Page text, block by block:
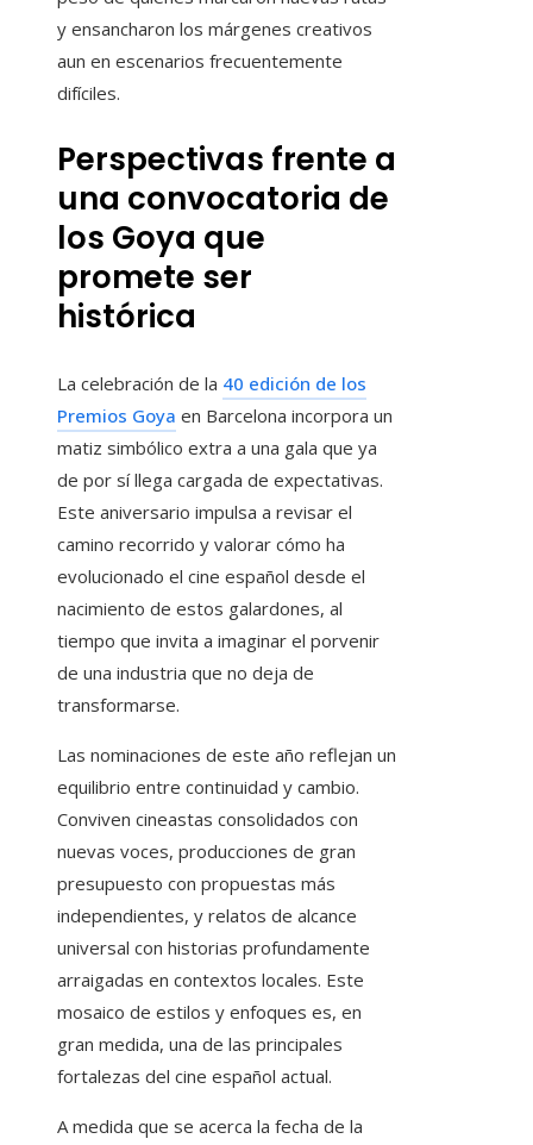
y ensancharon los márgenes creativos
aun en escenarios frecuentemente
difíciles.
Perspectivas frente a
una convocatoria de
los Goya que
promete ser
histórica
La celebración de la 40 edición de los
Premios Goya en Barcelona incorpora un
matiz simbólico extra a una gala que ya
de por sí llega cargada de expectativas.
Este aniversario impulsa a revisar el
camino recorrido y valorar cómo ha
evolucionado el cine español desde el
nacimiento de estos galardones, al
tiempo que invita a imaginar el porvenir
de una industria que no deja de
transformarse.
Las nominaciones de este año reflejan un
equilibrio entre continuidad y cambio.
Conviven cineastas consolidados con
nuevas voces, producciones de gran
presupuesto con propuestas más
independientes, y relatos de alcance
universal con historias profundamente
arraigadas en contextos locales. Este
mosaico de estilos y enfoques es, en
gran medida, una de las principales
fortalezas del cine español actual.
A medida que se acerca la fecha de la